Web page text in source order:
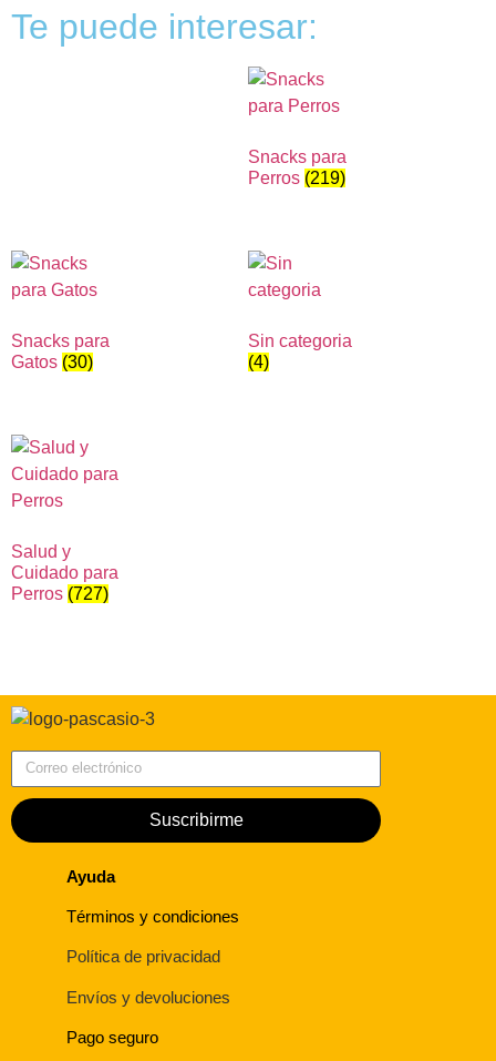
Te puede interesar:
Snacks para
Perros (219)
Snacks para
Gatos (30)
Sin categoria
(4)
Salud y
Cuidado para
Perros (727)
Suscribirme
Ayuda
Términos y condiciones
Política de privacidad
Envíos y devoluciones
Pago seguro